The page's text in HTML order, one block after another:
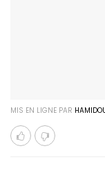
MIS EN LIGNE PAR